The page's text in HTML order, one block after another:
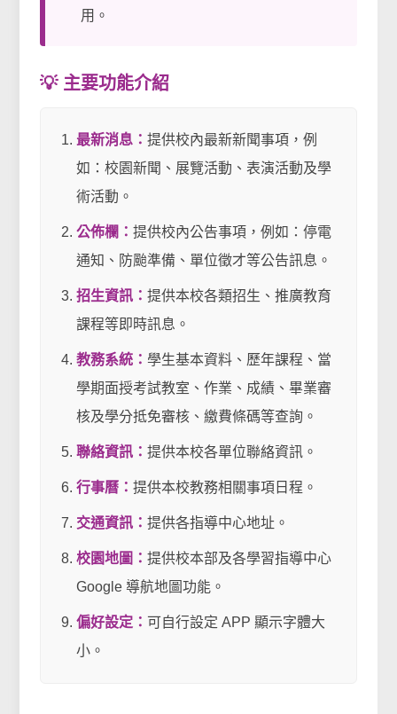
用。
💡 主要功能介紹
最新消息：提供校內最新新聞事項，例
如：校園新聞、展覽活動、表演活動及學
術活動。
公佈欄：提供校內公告事項，例如：停電
通知、防颱準備、單位徵才等公告訊息。
招生資訊：提供本校各類招生、推廣教育
課程等即時訊息。
教務系統：學生基本資料、歷年課程、當
學期面授考試教室、作業、成績、畢業審
核及學分抵免審核、繳費條碼等查詢。
聯絡資訊：提供本校各單位聯絡資訊。
行事曆：提供本校教務相關事項日程。
交通資訊：提供各指導中心地址。
校園地圖：提供校本部及各學習指導中心
Google 導航地圖功能。
偏好設定： 可自行設定 APP 顯示字體大
小。